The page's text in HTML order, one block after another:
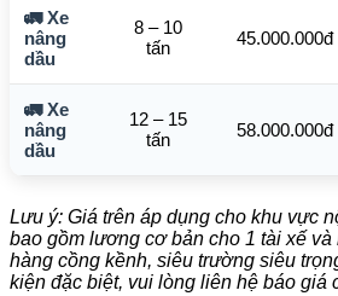
🚛 Xe
nâng
dầu
8 – 10
tấn
45.000.000đ
🚛 Xe
nâng
dầu
12 – 15
tấn
58.000.000đ
Lưu ý: Giá trên áp dụng cho khu vực
bao gồm lương cơ bản cho 1 tài xế
hàng cồng kềnh, siêu trường siêu
kiện đặc biệt, vui lòng liên hệ báo giá